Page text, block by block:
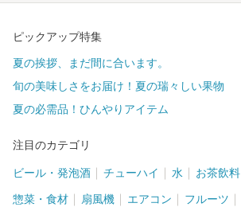
ピックアップ特集
夏の挨拶、まだ間に合います。
旬の美味しさをお届け！夏の瑞々しい果物
夏の必需品！ひんやりアイテム
注目のカテゴリ
ビール・発泡酒 チューハイ 水 お茶飲料
惣菜・食材 扇風機 エアコン フルーツ